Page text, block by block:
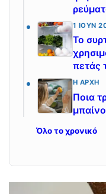
1 ΙΟΎΝ
Το
πετάς
Η ΑΡΧΉ
Ποια
Όλο το χρονικό